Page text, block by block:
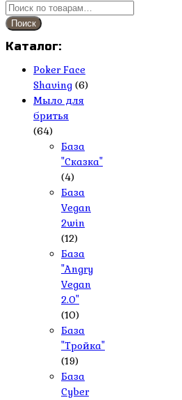
Искать:
Поиск
Каталог:
Poker Face
Shaving (6)
Мыло для
бритья
(64)
База
"Сказка"
(4)
База
Vegan
2win
(12)
База
"Angry
Vegan
2.0"
(10)
База
"Тройка"
(19)
База
Cyber